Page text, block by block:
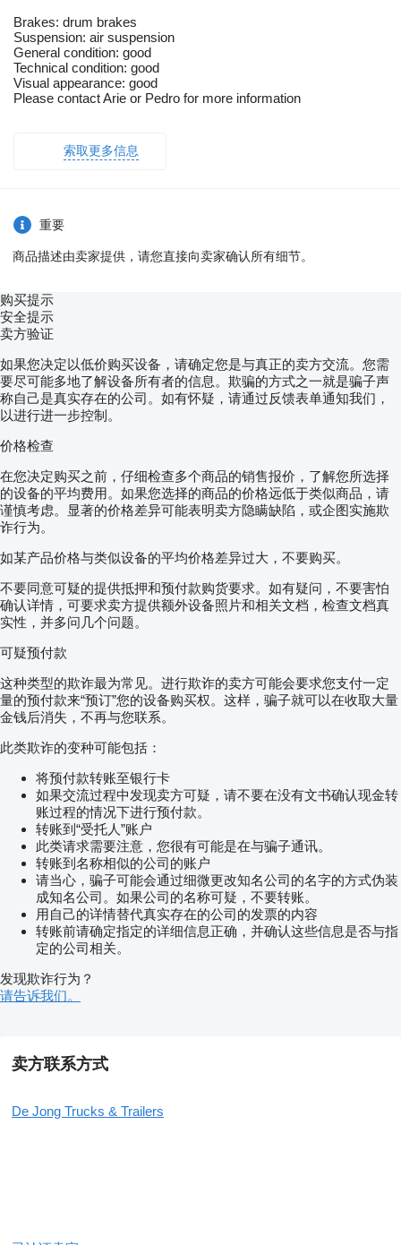
Brakes: drum brakes
Suspension: air suspension
General condition: good
Technical condition: good
Visual appearance: good
Please contact Arie or Pedro for more information
索取更多信息
重要
商品描述由卖家提供，请您直接向卖家确认所有细节。
购买提示
安全提示
卖方验证
如果您决定以低价购买设备，请确定您是与真正的卖方交流。您需
要尽可能多地了解设备所有者的信息。欺骗的方式之一就是骗子声
称自己是真实存在的公司。如有怀疑，请通过反馈表单通知我们，
以进行进一步控制。
价格检查
在您决定购买之前，仔细检查多个商品的销售报价，了解您所选择
的设备的平均费用。如果您选择的商品的价格远低于类似商品，请
谨慎考虑。显著的价格差异可能表明卖方隐瞒缺陷，或企图实施欺
诈行为。
如某产品价格与类似设备的平均价格差异过大，不要购买。
不要同意可疑的提供抵押和预付款购货要求。如有疑问，不要害怕
确认详情，可要求卖方提供额外设备照片和相关文档，检查文档真
实性，并多问几个问题。
可疑预付款
这种类型的欺诈最为常见。进行欺诈的卖方可能会要求您支付一定
量的预付款来“预订”您的设备购买权。这样，骗子就可以在收取大量
金钱后消失，不再与您联系。
此类欺诈的变种可能包括：
将预付款转账至银行卡
如果交流过程中发现卖方可疑，请不要在没有文书确认现金转
账过程的情况下进行预付款。
转账到“受托人”账户
此类请求需要注意，您很有可能是在与骗子通讯。
转账到名称相似的公司的账户
请当心，骗子可能会通过细微更改知名公司的名字的方式伪装
成知名公司。如果公司的名称可疑，不要转账。
用自己的详情替代真实存在的公司的发票的内容
转账前请确定指定的详细信息正确，并确认这些信息是否与指
定的公司相关。
发现欺诈行为？
请告诉我们。
卖方联系方式
De Jong Trucks & Trailers